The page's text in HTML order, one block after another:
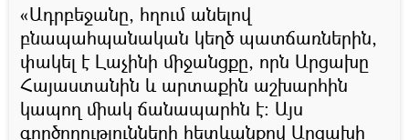
«Ադրբեջանը, հղում անելով
բնապահպանական կեղծ պատճառներին,
փակել է Լաչինի միջանցքը, որն Արցախը
Հայաստանին և արտաքին աշխարհին
կապող միակ ճանապարհն է: Այս
գործողությունների հետևանքով Արցախի